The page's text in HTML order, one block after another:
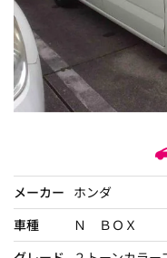
メーカー ホンダ
車種
Ｎ ＢＯＸ